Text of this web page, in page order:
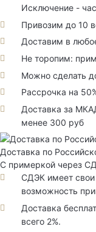
Исключение -
Привозим до 10
Доставим в
Не торопим:
Можно сделать
Рассрочка на
Доставка за
менее 300 руб
Доставка по
С примеркой через
СДЭК имеет свои
возможность
Доставка
всего 2%.